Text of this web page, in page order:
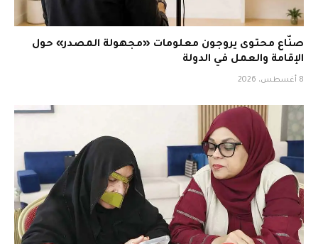
صنّاع محتوى يروجون معلومات «مجهولة المصدر» حول
الإقامة والعمل في الدولة
8 أغسطس، 2026